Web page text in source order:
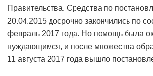
Правительства. Средства по
20.04.2015 досрочно закончились по
февраль 2017 года. Но помощь была
нуждающимся, и после множества
11 августа 2017 года вышло